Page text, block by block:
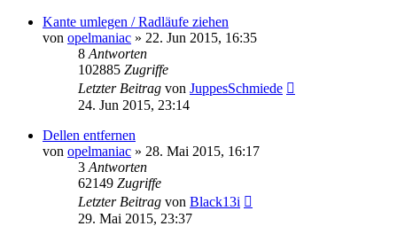
Kante umlegen / Radläufe ziehen
von opelmaniac » 22. Jun 2015, 16:35
8 Antworten
102885 Zugriffe
Letzter Beitrag von JuppesSchmiede
24. Jun 2015, 23:14
Dellen entfernen
von opelmaniac » 28. Mai 2015, 16:17
3 Antworten
62149 Zugriffe
Letzter Beitrag von Black13i
29. Mai 2015, 23:37